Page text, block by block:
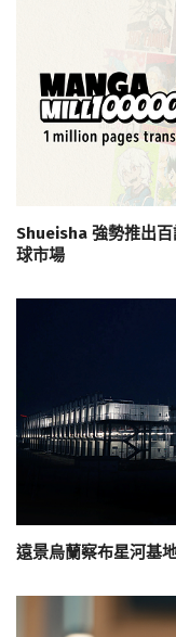
Shueisha 強勢推出百
球市場
遠景烏蘭察布星河基